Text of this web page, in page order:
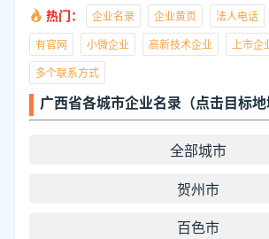
热门： 企业名录 企业黄页 法人电话
有官网
小微企业 高新技术企业
上市企
多个联系方式
广西省各城市企业名录（点击目标地
全部城市
贺州市
百色市